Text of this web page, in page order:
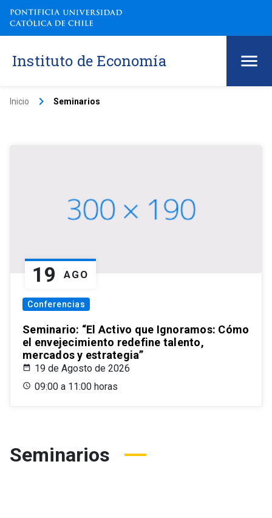
Instituto de Economía
Inicio keyboard_arrow_right Seminarios
19 AGO
Conferencias
Seminario: “El Activo que Ignoramos: Cómo
el envejecimiento redefine talento,
mercados y estrategia”
19 de Agosto de 2026
09:00 a 11:00 horas
Seminarios